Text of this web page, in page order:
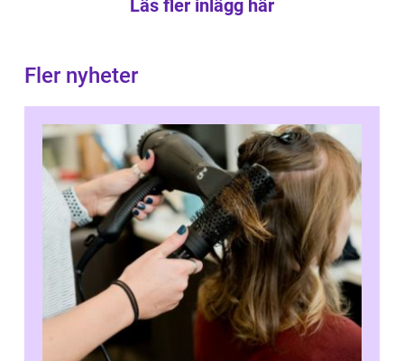
Läs fler inlägg här
Fler nyheter